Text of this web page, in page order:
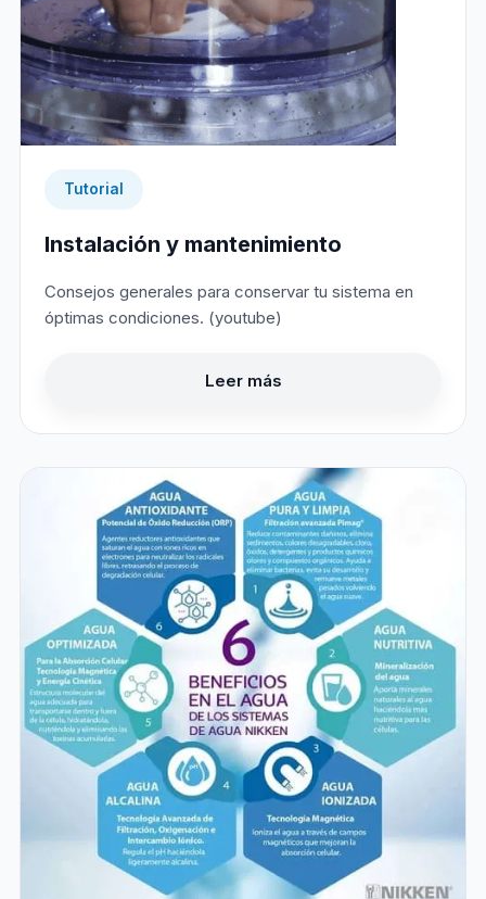
Tutorial
Instalación y mantenimiento
Consejos generales para conservar tu sistema en
óptimas condiciones. (youtube)
Leer más